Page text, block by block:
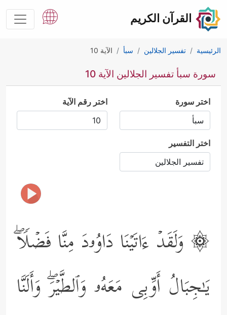
القرآن الكريم
الرئيسية تفسير الجلالين سبأ الآية 10
سورة سبأ تفسير الجلالين الآية 10
اختر سورة اختر رقم الآية
اختر التفسير
۞ وَلَقَدۡ ءَاتَیۡنَا دَاوُۥدَ مِنَّا فَضۡلࣰاۖ
یَـٰجِبَالُ أَوِّبِی مَعَهُۥ وَٱلطَّیۡرَۖ وَأَلَنَّا